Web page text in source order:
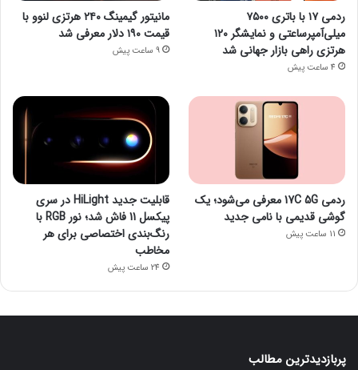
ردمی ۱۷ با باتری ۷۵۰۰
میلی‌آمپرساعتی و نمایشگر ۱۲۰
هرتزی راهی بازار جهانی شد
4 ساعت پیش
مانیتور گیمینگ ۲۴۰ هرتزی لنوو با
قیمت ۱۹۰ دلار معرفی شد
9 ساعت پیش
ردمی 17C 5G معرفی می‌شود؛ یک
گوشی قدیمی با نامی جدید
11 ساعت پیش
قابلیت جدید HiLight در سری
پیکسل 11 فاش شد؛ نور RGB با
رنگ‌بندی اختصاصی برای هر
مخاطب
24 ساعت پیش
پربازدیدترین مطالب